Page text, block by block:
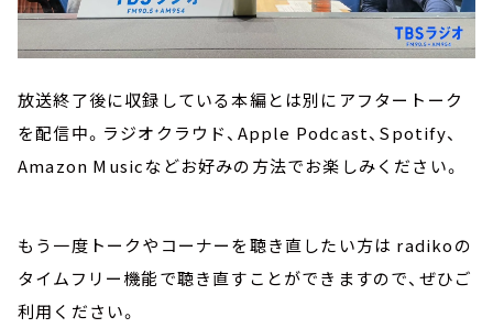
放送終了後に収録している本編とは別にアフタートーク
を配信中。ラジオクラウド、Apple Podcast、Spotify、
Amazon Musicなどお好みの方法でお楽しみください。
もう一度トークやコーナーを聴き直したい方は radikoの
タイムフリー機能で聴き直すことができますので、ぜひご
利用ください。